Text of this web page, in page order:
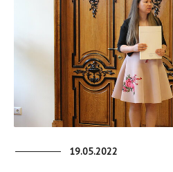
19.05.2022